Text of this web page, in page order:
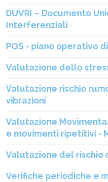
DUVRI – Documento
Interferenziali
POS - piano operativo
Valutazione dello
Valutazione rischio
vibrazioni
Valutazione
e movimenti ripetitivi -
Valutazione del rischio
Verifiche periodiche e